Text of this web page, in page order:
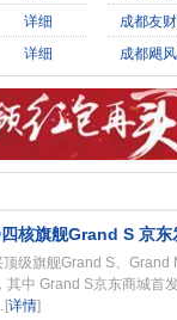
详细
详细
成都友
成都飓
核旗舰Grand S 京东
级旗舰Grand S、Grand
其中 Grand S京东商城首
详情]